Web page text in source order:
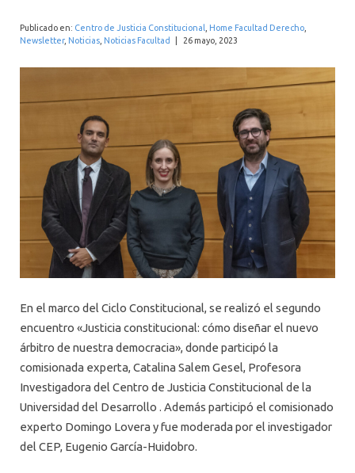
Publicado en: Centro de Justicia Constitucional Home Facultad Derecho
Newsletter, Noticias Noticias Facultad 26 mayo, 2023
En el marco del Ciclo Constitucional, se realizó el segundo
encuentro «Justicia constitucional: cómo diseñar el nuevo
árbitro de nuestra democracia», donde participó la
comisionada experta, Catalina Salem Gesel, Profesora
Investigadora del Centro de Justicia Constitucional de la
Universidad del Desarrollo . Además participó el comisionado
experto Domingo Lovera y fue moderada por el investigador
del CEP, Eugenio García-Huidobro.